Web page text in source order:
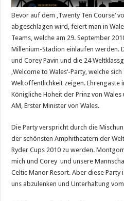
Bevor auf dem ‚Twenty Ten Course‘
abgeschlagen wird, feiert man in
Teams, welche am 29. September
Millenium-Stadion einlaufen werden.
und Corey Pavin und die 24
‚Welcome to Wales‘-Party, welche
Weltöffentlichkeit zeigen. Ehrengäste
Königliche Hoheit der Prinz von Wales
AM, Erster Minister von Wales.
Die Party verspricht durch die
der schönsten Amphitheatern der
Ryder Cups 2010 zu werden.
mich und Corey und unsere
Celtic Manor Resort. Aber diese
uns abzulenken und Unterhaltung vom